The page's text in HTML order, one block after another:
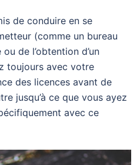
de conduire en se
(comme un bureau
de l’obtention d’un
toujours avec votre
des licences avant de
jusqu’à ce que vous ayez
avec ce